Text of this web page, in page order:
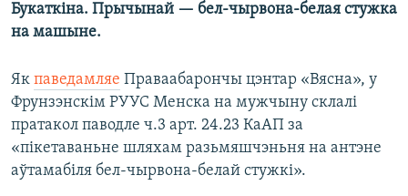
Букаткіна. Прычынай — бел-чырвона-белая стужка
на машыне.
Як паведамляе Праваабарончы цэнтар «Вясна», у
Фрунзэнскім РУУС Менска на мужчыну склалі
пратакол паводле ч.3 арт. 24.23 КаАП за
«пікетаваньне шляхам разьмяшчэньня на антэне
аўтамабіля бел-чырвона-белай стужкі».